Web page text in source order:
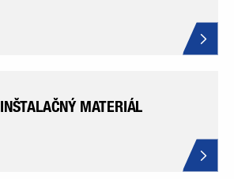
INŠTALAČNÝ MATERIÁL